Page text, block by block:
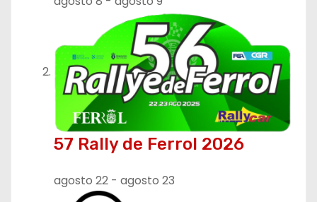
57 Rally de Ferrol 2026
agosto 22 - agosto 23